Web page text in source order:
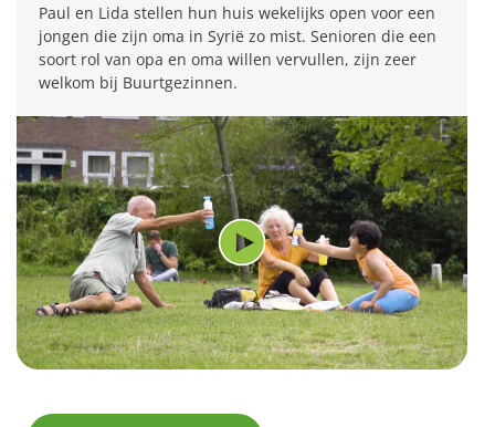
Paul en Lida stellen hun huis wekelijks open voor een
jongen die zijn oma in Syrië zo mist. Senioren die een
soort rol van opa en oma willen vervullen, zijn zeer
welkom bij Buurtgezinnen.